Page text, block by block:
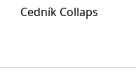
Cedník Collaps